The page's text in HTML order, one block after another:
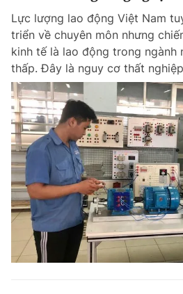
Lực lượng lao động Việt Nam
triển về chuyên môn nhưng
kinh tế là lao động trong ngành
thấp. Đây là nguy cơ thất